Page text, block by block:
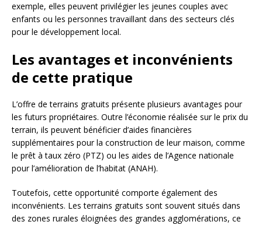
exemple, elles peuvent privilégier les jeunes couples avec
enfants ou les personnes travaillant dans des secteurs clés
pour le développement local.
Les avantages et inconvénients
de cette pratique
L’offre de terrains gratuits présente plusieurs avantages pour
les futurs propriétaires. Outre l’économie réalisée sur le prix du
terrain, ils peuvent bénéficier d’aides financières
supplémentaires pour la construction de leur maison, comme
le prêt à taux zéro (PTZ) ou les aides de l’Agence nationale
pour l’amélioration de l’habitat (ANAH).
Toutefois, cette opportunité comporte également des
inconvénients. Les terrains gratuits sont souvent situés dans
des zones rurales éloignées des grandes agglomérations, ce